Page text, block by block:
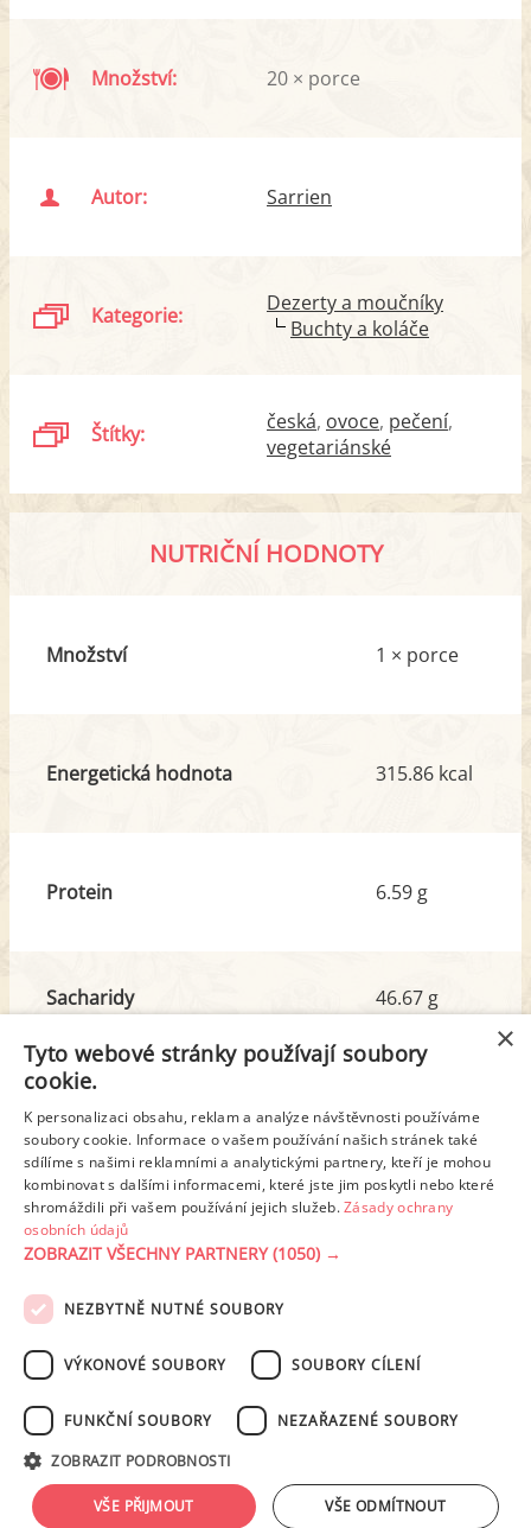
Množství: 20 × porce
Autor: Sarrien
Kategorie:
Dezerty a moučníky
Buchty a koláče
Štítky: česká ovoce pečení
vegetariánské
NUTRIČNÍ HODNOTY
Množství 1 × porce
Energetická hodnota 315.86 kcal
Protein 6.59 g
Sacharidy
z toho cukr
46.67 g
27.07 g
Tuk
z toho nas. mastné kyseliny
12.30 g
1.08 g
Detailní rozpis
PODMÍNKY UŽITÍ ZÁSADY OCHRANY OSOBNÍCH ÚDAJŮ
NASTAVENÍ COOKIES
tohoto serveru je bez písemného souhlasu provozovatele zakázáno.
Design: Eva Roverová
×
Tyto webové stránky používají soubory
cookie.
K personalizaci obsahu, reklam a analýze návštěvnosti používáme
soubory cookie. Informace o vašem používání našich stránek také
sdílíme s našimi reklamními a analytickými partnery, kteří je mohou
kombinovat s dalšími informacemi, které jste jim poskytli nebo které
shromáždili při vašem používání jejich služeb.Zásady ochrany
osobních údajů
ZOBRAZIT VŠECHNY PARTNERY(1050) →
NEZBYTNĚ NUTNÉ SOUBORY
VÝKONOVÉ SOUBORY SOUBORY CÍLENÍ
FUNKČNÍ SOUBORY NEZAŘAZENÉ SOUBORY
ZOBRAZIT PODROBNOSTI
VŠE PŘIJMOUT VŠE ODMÍTNOUT